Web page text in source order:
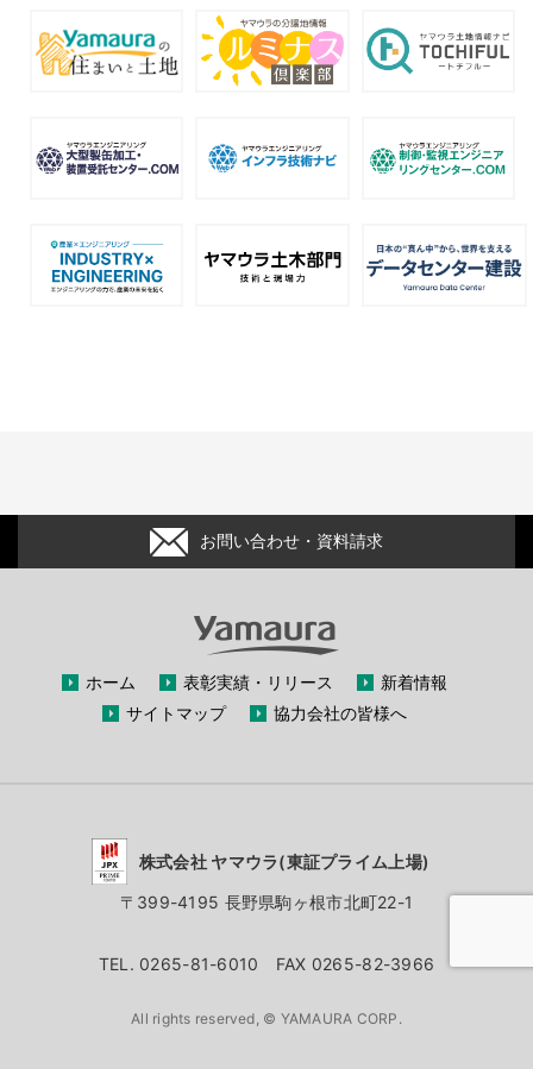
お問い合わせ・資料請求
ホーム 表彰実績・リリース
新着情報
サイトマップ
協力会社の皆様へ
株式会社 ヤマウラ(東証プライム上場)
〒399-4195 長野県駒ヶ根市北町22-1
TEL. 0265-81-6010 FAX 0265-82-3966
All rights reserved, © YAMAURA CORP.